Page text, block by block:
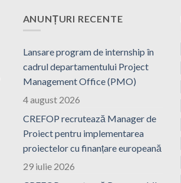
ANUNȚURI RECENTE
Lansare program de internship în
cadrul departamentului Project
Management Office (PMO)
4 august 2026
CREFOP recrutează Manager de
Proiect pentru implementarea
proiectelor cu finanțare europeană
29 iulie 2026